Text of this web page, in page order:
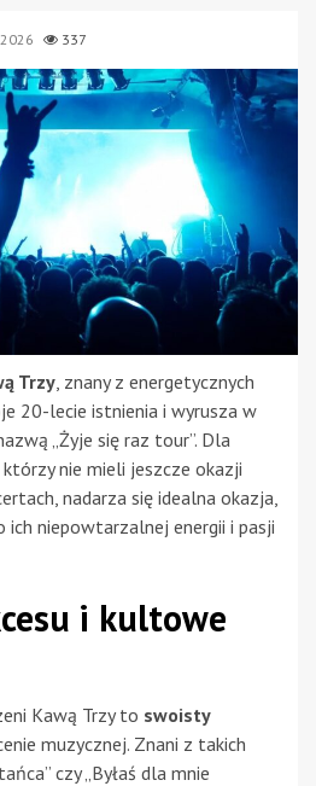
337
Trzy , znany z energetycznych
20-lecie istnienia i wyrusza w
„Żyje się raz tour”. Dla
nie mieli jeszcze okazji
nadarza się idealna okazja,
ich niepowtarzalnej energii i pasji
i kultowe
Kawą Trzy to swoisty
muzycznej. Znani z takich
czy „Byłaś dla mnie